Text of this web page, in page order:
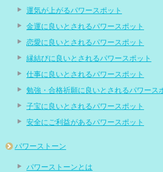
運気が上がるパワースポット
金運に良いとされるパワースポット
恋愛に良いとされるパワースポット
縁結びに良いとされるパワースポット
仕事に良いとされるパワースポット
勉強・合格祈願に良いとされるパワース
子宝に良いとされるパワースポット
安全にご利益があるパワースポット
パワーストーン
パワーストーンとは